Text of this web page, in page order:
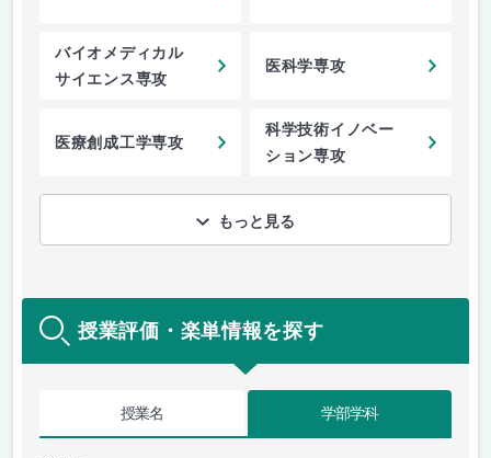
バイオメディカル
サイエンス専攻
医科学専攻
医療創成工学専攻
科学技術イノベー
ション専攻
もっと見る
授業評価・楽単情報を探す
授業名 学部学科